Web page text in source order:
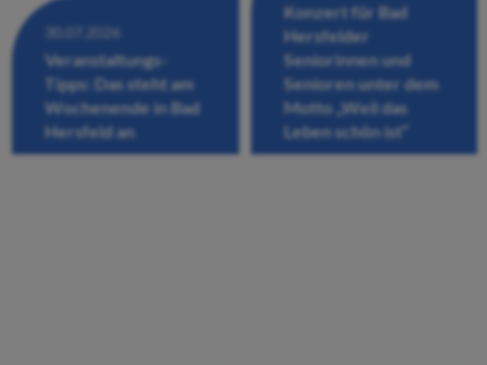
30.07.2026
Veranstaltungs-
Tipps: Das steht am
Wochenende in Bad
Hersfeld an
Konzert für Bad
Hersfelder
Seniorinnen und
Senioren unter dem
Motto „Weil das
Leben schön ist“